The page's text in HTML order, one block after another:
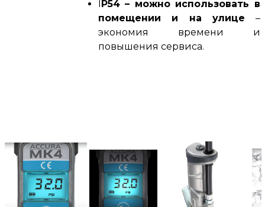
IP54 – можно использовать в
помещении и на улице –
экономия времени и
повышения сервиса.